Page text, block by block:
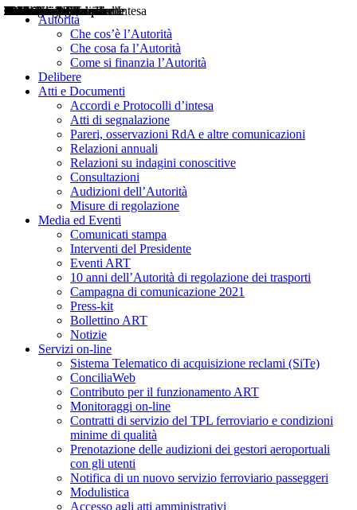
Autorità
Che cos’è l’Autorità
Che cosa fa l’Autorità
Come si finanzia l’Autorità
Delibere
Atti e Documenti
Accordi e Protocolli d’intesa
Atti di segnalazione
Pareri, osservazioni RdA e altre comunicazioni
Relazioni annuali
Relazioni su indagini conoscitive
Consultazioni
Audizioni dell’Autorità
Misure di regolazione
Media ed Eventi
Comunicati stampa
Interventi del Presidente
Eventi ART
10 anni dell’Autorità di regolazione dei trasporti
Campagna di comunicazione 2021
Press-kit
Bollettino ART
Notizie
Servizi on-line
Sistema Telematico di acquisizione reclami (SiTe)
ConciliaWeb
Contributo per il funzionamento ART
Monitoraggi on-line
Contratti di servizio del TPL ferroviario e condizioni
minime di qualità
Prenotazione delle audizioni dei gestori aeroportuali
con gli utenti
Notifica di un nuovo servizio ferroviario passeggeri
Modulistica
Accesso agli atti amministrativi
Delibere
Pareri
Consultazioni
Audizioni
Atti di Segnalazione
Accordi e Protocolli d'Intesa
Relazioni annuali
Misure di regolazione
Notizie
Comunicati Stampa
Bollettini ART
Convegni ART
Interviste del Presidente
Articoli in primo piano
Interventi del Presidente
2004
2005
2010
2013
2014
2015
2016
2017
2018
2019
202
2020
2021
2022
2023
2024
2025
2026
Aereo
Marittimo
Terrestre